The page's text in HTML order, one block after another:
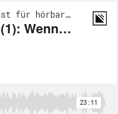
Stimme wirkt! Der Podcast für hörbare Wirkung | EP94
094: Stimmwissen (1): Wenn die Stimme im Konflikt Alarm schlägt
23:11